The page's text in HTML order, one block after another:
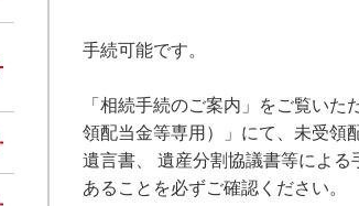
手続可能です。
「相続手続のご案内」をご覧い
領配当金等専用）」にて、未受領
遺言書、 遺産分割協議書等によ
あることを必ずご確認ください。